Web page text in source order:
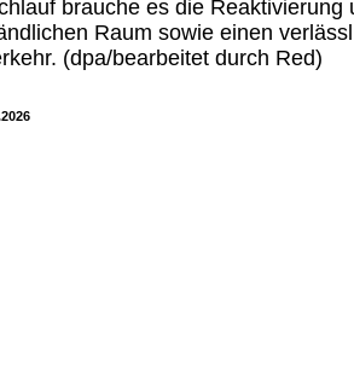
brauche es die Reaktivierung
Raum sowie einen
(dpa/bearbeitet durch Red)